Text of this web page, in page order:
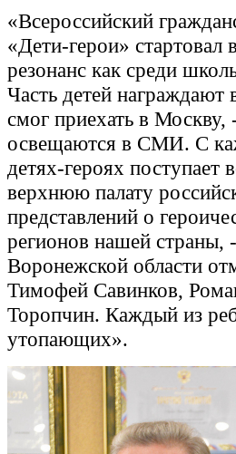
«Всероссийский
«Дети-герои»
резонанс как среди
Часть детей награждают
смог приехать в
освещаются в СМИ. С
детях-героях поступает
верхнюю палату
представлений о
регионов нашей страны,
Воронежской области
Тимофей Савинков,
Торопчин. Каждый из
утопающих».